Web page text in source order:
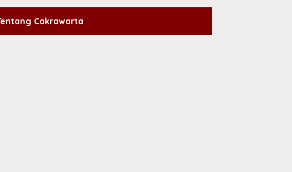
Cakrawarta